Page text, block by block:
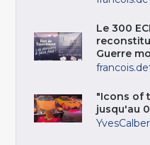
Le 300
Guerre
"Icons of
jusqu'au